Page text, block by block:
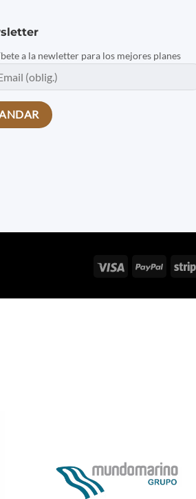
a la newletter para los mejores planes
Visa PayPal